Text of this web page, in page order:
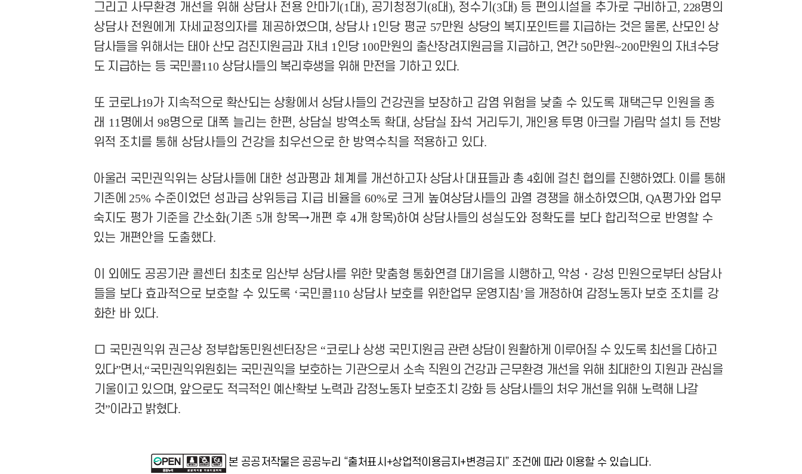
그리고 사무환경 개선을 위해 상담사 전용 안마기 (1 대), 공기청정기 (8대), 정수기 (3대) 등 편의시설을 추가로 구비하고, 228명의
상담사 전원에게 자세교정의자를 제공하였으며 , 상담사 1 인당 평균 57만원 상당의 복지포인트를 지급하는 것은 물론, 산모인 상
담사들을 위해서는 태아 산모 검진지원금과 자녀 1 인당 100만원의 출산장려지원금을 지급하고, 연간 50만원~200만원의 자녀수당
도 지급하는 등 국민콜110 상담사들의 복리후생을 위해 만전을 기하고 있다.
또 코로나19가 지속적으로 확산되는 상황에서 상담사들의 건강권을 보장하고 감염 위험을 낮출 수 있도록 재택근무 인원을 종
래 11 명에서98명으로 대폭 늘리는 한편, 상담실 방역소독 확대 , 상담실 좌석 거리두기 , 개인용 투명 아크릴 가림막 설치 등 전방
위적 조치를 통해 상담사들의 건강을 최우선으로 한 방역수칙을 적용하고 있다.
아울러 국민권익위는 상담사들에 대한 성과평과 체계를 개선하고자 상담사 대표들과 총 4회에 걸친 협의를 진행하였다. 이를 통해
기존에25% 수준이었던 성과급 상위등급 지급 비율을60%로 크게 높여 상담사들의 과열 경쟁을 해소하였으며 , QA평가와 업무
숙지도 평가 기준을 간소화(기존 5개 항목→개편 후 4개 항목)하여 상담사들의 성실도와 정확도를 보다 합리적으로 반영할 수
있는 개편안을 도출했다.
이 외에도 공공기관 콜센터 최초로 임산부 상담사를 위한 맞춤형 통화연결 대기음을 시행하고, 악성 ・ 강성 민원으로부터 상담사
들을 보다 효과적으로 보호할 수 있도록 ‘국민콜110 상담사 보호를 위한업무 운영지침’을 개정하여 감정노동자 보호 조치를 강
화한 바 있다.
□ 국민권익위 권근상 정부합동민원센터장은 “코로나 상생 국민지원금 관련 상담이 원활하게 이루어질 수 있도록 최선을 다하고
있다”면서,“국민권익위원회는 국민권익을 보호하는 기관으로서 소속 직원의 건강과 근무환경 개선을 위해 최대한의 지원과 관심을
기울이고 있으며, 앞으로도 적극적인 예산확보 노력과 감정노동자 보호조치 강화 등 상담사들의 처우 개선을 위해 노력해 나갈
것”이라고 밝혔다.
본 공공저작물은 공공누리 “출처표시+상업적이용금지+변경금지” 조건에 따라 이용할 수 있습니다.